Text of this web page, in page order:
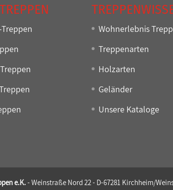
Wohnerlebnis
Treppenarten
Holzarten
Geländer
Unsere Kataloge
e.K.- Weinstraße Nord 22 - D-67281 Kirchheim/